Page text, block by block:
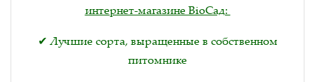
интернет-магазине BioСад:
✔ Лучшие сорта, выращенные в собственном
питомнике